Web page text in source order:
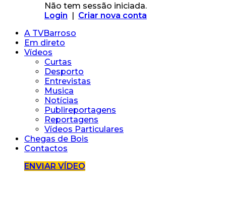
Não tem sessão iniciada.
Login | Criar nova conta
A TVBarroso
Em direto
Vídeos
Curtas
Desporto
Entrevistas
Musica
Notícias
Publireportagens
Reportagens
Vídeos Particulares
Chegas de Bois
Contactos
ENVIAR VÍDEO